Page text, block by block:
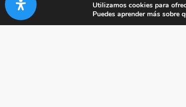
Utilizamos cookies para
Puedes aprender más